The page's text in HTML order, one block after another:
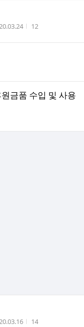
작성시간 조회수
12
수
금품 수입 및 사용
수
작성시간 조회수
14